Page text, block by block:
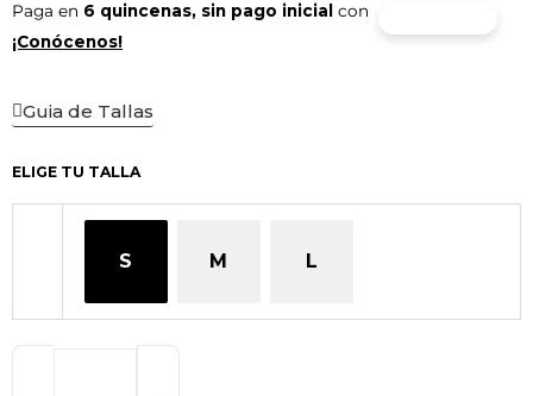
Paga en 6 quincenas, sin pago inicial con
¡Conócenos!
Guia de Tallas
ELIGE TU TALLA
S M L
SWEATSHIRT
cantidad